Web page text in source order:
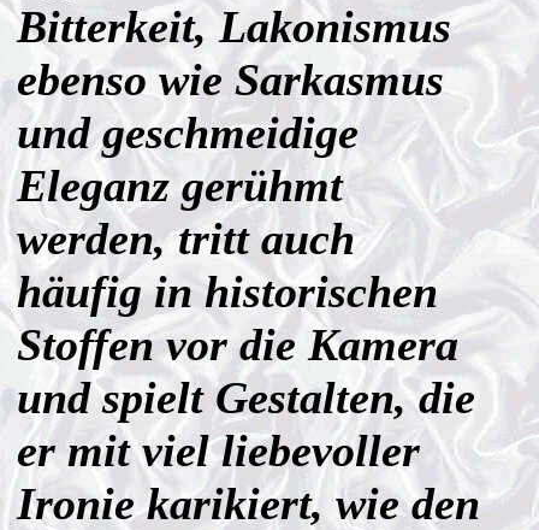
Bitterkeit, Lakonismus
ebenso wie Sarkasmus
und geschmeidige
Eleganz gerühmt
werden, tritt auch
häufig in historischen
Stoffen vor die Kamera
und spielt Gestalten, die
er mit viel liebevoller
Ironie karikiert, wie den